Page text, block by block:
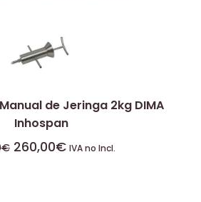
de Jeringa 2kg DIMA
Inhospan
€ 260,00€ IVA no Incl.